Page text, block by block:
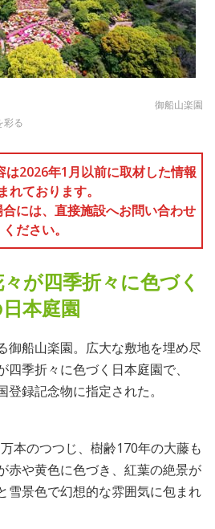
御船山楽園
彩る
2026年1月以前に取材した情報
れております。
には、直接施設へお問い合わせ
ください。
が四季折々に色づく
本庭園
御船山楽園。広大な敷地を埋め尽
四季折々に色づく日本庭園で、
録記念物に指定された。
本のつつじ、樹齢170年の大藤も
赤や黄色に色づき、紅葉の絶景が
雪景色で幻想的な雰囲気に包まれ